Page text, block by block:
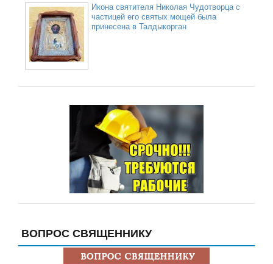
Икона святителя Николая Чудотворца с
частицей его святых мощей была
принесена в Талдыкорган
ВОПРОС СВЯЩЕННИКУ